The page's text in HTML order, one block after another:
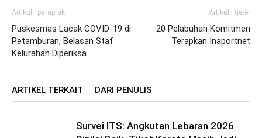
Artikulli paraprak
Puskesmas Lacak COVID-19 di
Petamburan, Belasan Staf
Kelurahan Diperiksa
Artikulli tjetër
20 Pelabuhan Komitmen
Terapkan Inaportnet
ARTIKEL TERKAIT DARI PENULIS
Survei ITS: Angkutan Lebaran 2026